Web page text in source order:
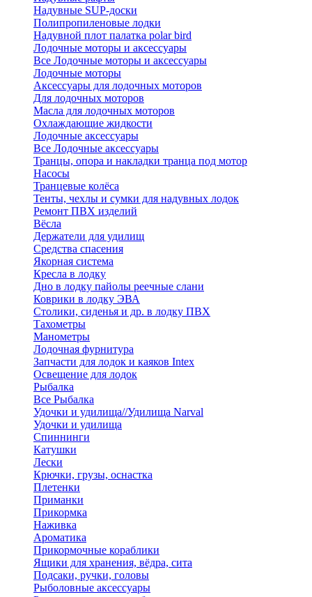
Надувные SUP-доски
Полипропиленовые лодки
Надувной плот палатка polar bird
Лодочные моторы и аксессуары
Все Лодочные моторы и аксессуары
Лодочные моторы
Аксессуары для лодочных моторов
Для лодочных моторов
Масла для лодочных моторов
Охлаждающие жидкости
Лодочные аксессуары
Все Лодочные аксессуары
Транцы, опора и накладки транца под мотор
Насосы
Транцевые колёса
Тенты, чехлы и сумки для надувных лодок
Ремонт ПВХ изделий
Вёсла
Держатели для удилищ
Средства спасения
Якорная система
Кресла в лодку
Дно в лодку пайолы реечные слани
Коврики в лодку ЭВА
Столики, сиденья и др. в лодку ПВХ
Тахометры
Манометры
Лодочная фурнитура
Запчасти для лодок и каяков Intex
Освещение для лодок
Рыбалка
Все Рыбалка
Удочки и удилища//Удилища Narval
Удочки и удилища
Спиннинги
Катушки
Лески
Крючки, грузы, оснастка
Плетенки
Приманки
Прикормка
Наживка
Ароматика
Прикормочные кораблики
Ящики для хранения, вёдра, сита
Подсаки, ручки, головы
Рыболовные аксессуары